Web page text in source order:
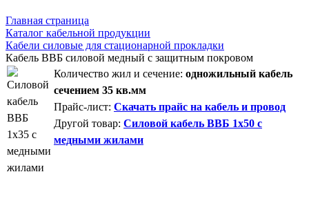
Главная страница
Каталог кабельной продукции
Кабели силовые для стационарной прокладки
Кабель ВВБ силовой медный с защитным покровом
Количество жил и сечение: одножильный кабель
сечением 35 кв.мм
Прайс-лист: Скачать прайс на кабель и провод
Другой товар: Силовой кабель ВВБ 1х50 с
медными жилами